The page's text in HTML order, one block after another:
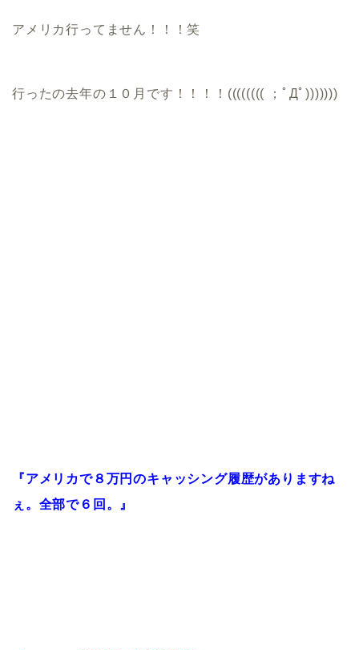
アメリカ行ってません！！！笑
行ったの去年の１０月です！！！！(((((((( ；ﾟДﾟ)))))))
『アメリカで８万円のキャッシング履歴がありますね
ぇ。全部で６回。』